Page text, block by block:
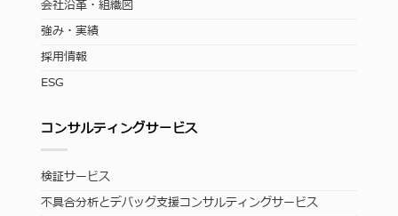
会社沿革・組織図
強み・実績
採用情報
ESG
コンサルティングサービス
検証サービス
不具合分析とデバッグ支援コンサルティングサービス